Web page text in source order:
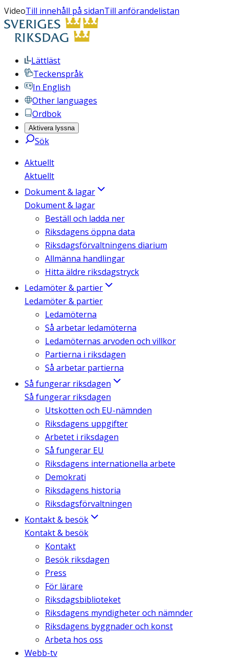
VideoTill innehåll på sidanTill anförandelistan
Lättläst
Teckenspråk
In English
Other languages
Ordbok
Aktivera lyssna
Sök
Aktuellt
Aktuellt
Dokument & lagar
Dokument & lagar
Beställ och ladda ner
Riksdagens öppna data
Riksdagsförvaltningens diarium
Allmänna handlingar
Hitta äldre riksdagstryck
Ledamöter & partier
Ledamöter & partier
Ledamöterna
Så arbetar ledamöterna
Ledamöternas arvoden och villkor
Partierna i riksdagen
Så arbetar partierna
Så fungerar riksdagen
Så fungerar riksdagen
Utskotten och EU-nämnden
Riksdagens uppgifter
Arbetet i riksdagen
Så fungerar EU
Riksdagens internationella arbete
Demokrati
Riksdagens historia
Riksdagsförvaltningen
Kontakt & besök
Kontakt & besök
Kontakt
Besök riksdagen
Press
För lärare
Riksdagsbiblioteket
Riksdagens myndigheter och nämnder
Riksdagens byggnader och konst
Arbeta hos oss
Webb-tv